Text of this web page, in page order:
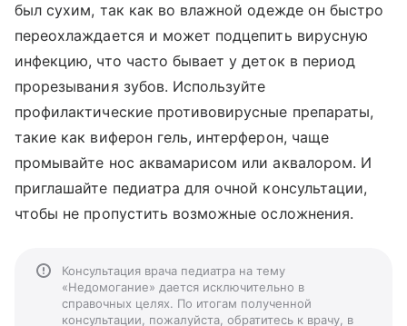
был сухим, так как во влажной одежде он быстро
переохлаждается и может подцепить вирусную
инфекцию, что часто бывает у деток в период
прорезывания зубов. Используйте
профилактические противовирусные препараты,
такие как виферон гель, интерферон, чаще
промывайте нос аквамарисом или аквалором. И
приглашайте педиатра для очной консультации,
чтобы не пропустить возможные осложнения.
Консультация врача педиатра на тему
«Недомогание» дается исключительно в
справочных целях. По итогам полученной
консультации, пожалуйста, обратитесь к врачу, в